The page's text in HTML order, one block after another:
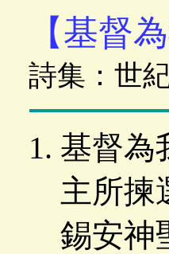
【基督
詩集：世
基督為
主所揀
錫安神